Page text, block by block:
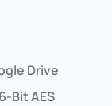
Bit AES